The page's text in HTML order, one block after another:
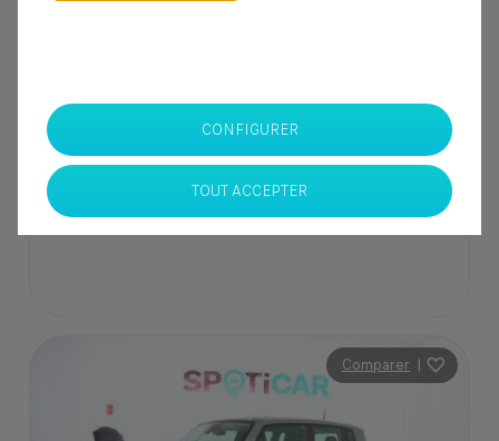
229 000 Dhs
SPOTICAR Italcar BOUSKOURA
Comparer |
CONFIGURER
TOUT ACCEPTER